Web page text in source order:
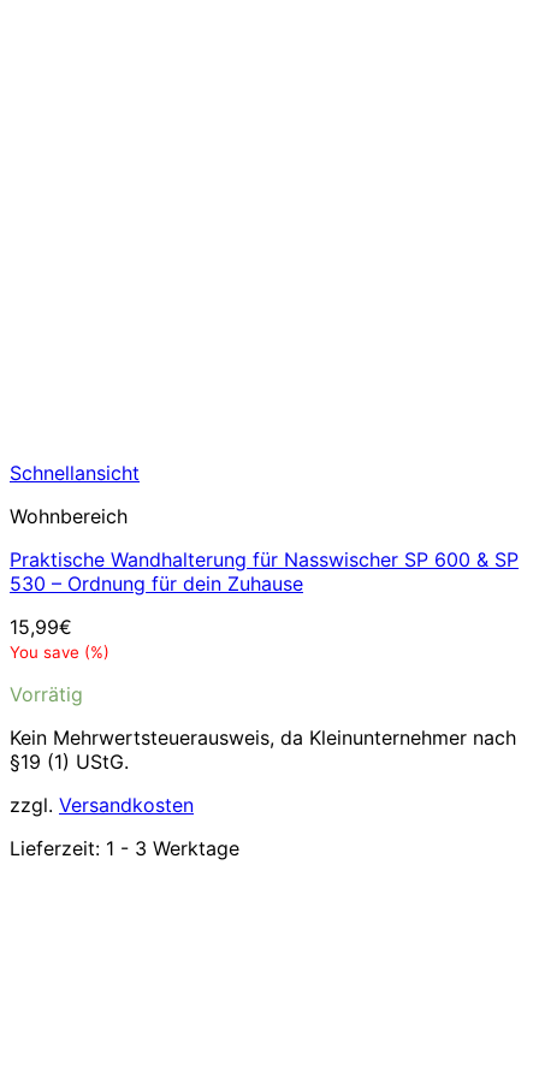
Schnellansicht
Wohnbereich
Praktische Wandhalterung für Nasswischer SP 600 & SP
530 – Ordnung für dein Zuhause
15,99€
You save (%)
Vorrätig
Kein Mehrwertsteuerausweis, da Kleinunternehmer nach
§19 (1) UStG.
zzgl. Versandkosten
Lieferzeit: 1 - 3 Werktage